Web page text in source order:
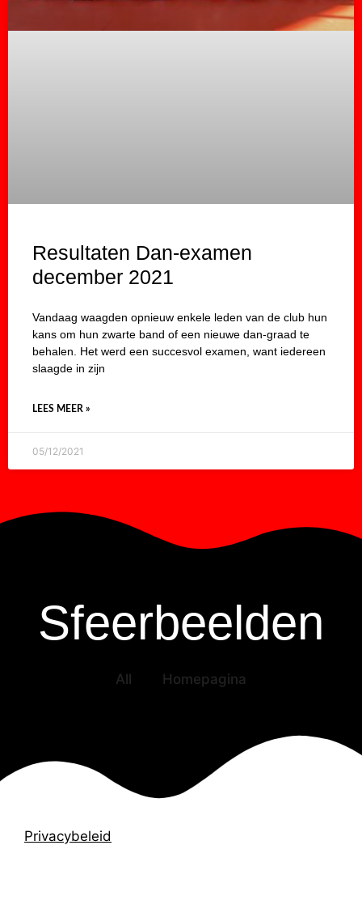
Resultaten Dan-examen
december 2021
Vandaag waagden opnieuw enkele leden van de club hun
kans om hun zwarte band of een nieuwe dan-graad te
behalen. Het werd een succesvol examen, want iedereen
slaagde in zijn
LEES MEER »
05/12/2021
Sfeerbeelden
All Homepagina
Privacybeleid